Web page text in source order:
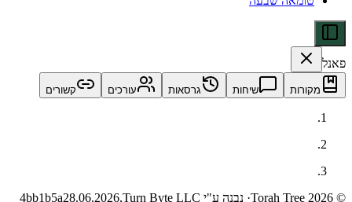
שיחות גרסאות עורכים קשורים
· נבנה ע"י Turn Byte LLC 4bb1b5a28.06.2026,